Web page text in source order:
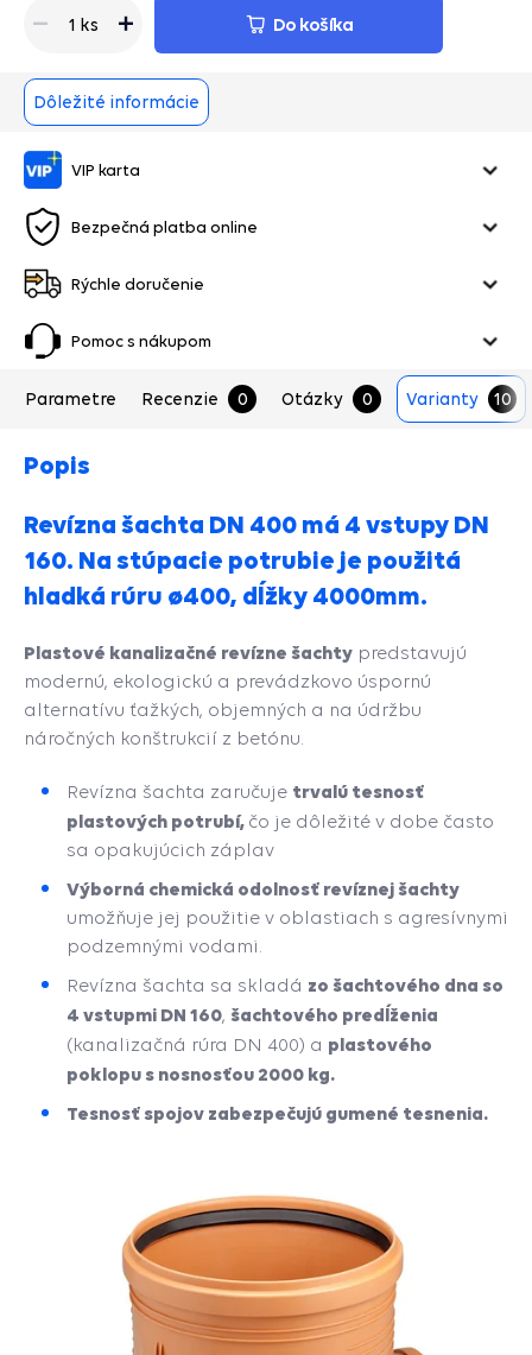
1 ks Do košíka
Dôležité informácie
VIP karta
Bezpečná platba online
Rýchle doručenie
Pomoc s nákupom
Parametre Recenzie 0 Otázky 0 Varianty 10
Popis
Revízna šachta DN 400 má 4 vstupy DN
160. Na stúpacie potrubie je použitá
hladká rúru ø400, dĺžky 4000mm.
Plastové kanalizačné revízne šachty predstavujú
modernú, ekologickú a prevádzkovo úspornú
alternatívu ťažkých, objemných a na údržbu
náročných konštrukcií z betónu.
Revízna šachta zaručuje trvalú tesnosť
plastových potrubí, čo je dôležité v dobe často
sa opakujúcich záplav
Výborná chemická odolnosť revíznej šachty
umožňuje jej použitie v oblastiach s agresívnymi
podzemnými vodami.
Revízna šachta sa skladá zo šachtového dna so
4 vstupmi DN 160, šachtového predĺženia
(kanalizačná rúra DN 400) a plastového
poklopu s nosnosťou 2000 kg.
Tesnosť spojov zabezpečujú gumené tesnenia.